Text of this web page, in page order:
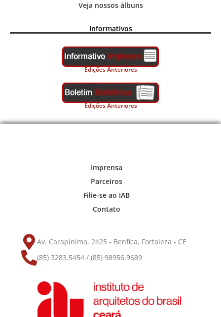
Veja nossos álbuns
Informativos
Edições Anteriores
Edições Anteriores
Imprensa
Parceiros
Filie-se ao IAB
Contato
Av. Carapinima, 2425 - Benfica, Fortaleza - CE
(85) 3283.5454 / (85) 98956.9689